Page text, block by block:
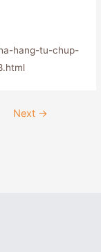
hang-tu-chup-
Next →